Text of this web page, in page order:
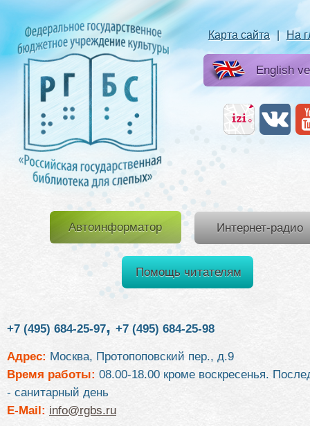
Карта сайта | На
English
Автоинформатор Интернет-радио
Помощь читателям
+7 (495) 684-25-97, +7 (495) 684-25-98
Адрес: Москва, Протопоповский пер., д.9
Время работы: 08.00-18.00 кроме воскресенья.
- санитарный день
E-Mail: info@rgbs.ru